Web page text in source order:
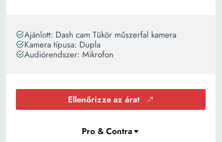
Ajánlott: Dash cam Tükör műszerfal kamera
Kamera típusa: Dupla
Audiórendszer: Mikrofon
Ellenőrizze az árat